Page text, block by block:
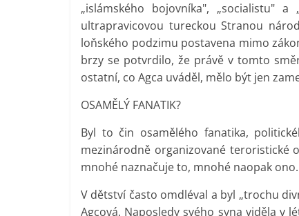
„islámského bojovníka", „socialistu"
ultrapravicovou tureckou Stranou
loňského podzimu postavena mimo
brzy se potvrdilo, že právě v tomto
ostatní, co Agca uváděl, mělo být jen
OSAMĚLÝ FANATIK?
Byl to čin osamělého fanatika,
mezinárodně organizované teroristické
mnohé naznačuje to, mnohé naopak ono.
V dětství často omdléval a byl „trochu
Agcová. Naposledy svého syna viděla v